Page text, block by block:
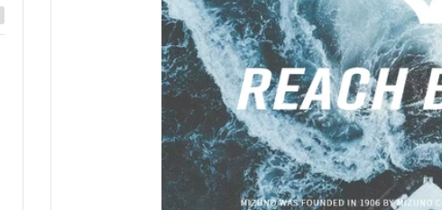
quần bơi nam màu
trắng Đồ bơi nam bộ
đồ nam cỡ lớn quần
bơi áo nam suối
nước nóng quần bơi
chống xấu hổ thiết
bị bơi trọn bộ áo bơi
tay dài nam quần
Đồ bơi nữ bảo thủ
áo tắm một mảnh
suối nước nóng
2023 mùa hè mới
chuyên nghiệp che
bụng giảm béo cỡ
lớn đồ bơi đồ bơi nữ
đẹp kín đáo đồ bơi
của nữ
553,000